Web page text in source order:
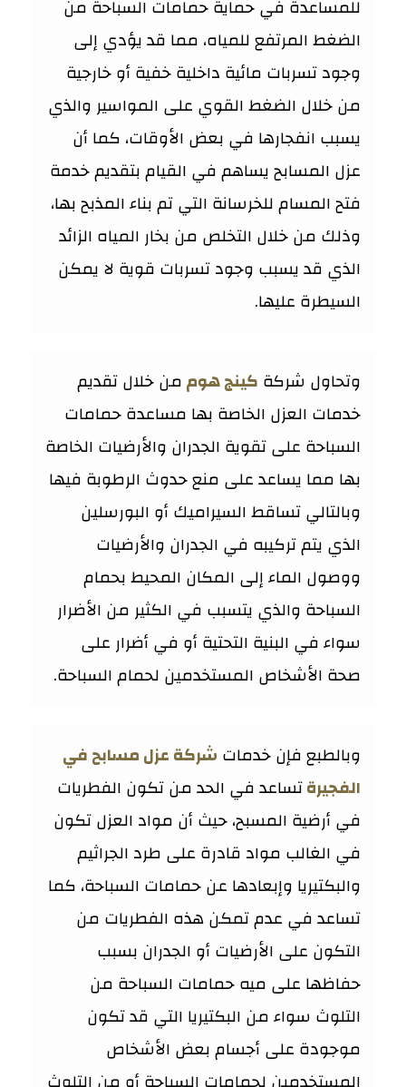
للمساعدة في حماية حمامات السباحة من
الضغط المرتفع للمياه، مما قد يؤدي إلى
وجود تسربات مائية داخلية خفية أو خارجية
من خلال الضغط القوي على المواسير والذي
يسبب انفجارها في بعض الأوقات، كما أن
عزل المسابح يساهم في القيام بتقديم خدمة
فتح المسام للخرسانة التي تم بناء المذبح بها،
وذلك من خلال التخلص من بخار المياه الزائد
الذي قد يسبب وجود تسربات قوية لا يمكن
السيطرة عليها.
وتحاول شركة كينج هوممن خلال تقديم
خدمات العزل الخاصة بها مساعدة حمامات
السباحة على تقوية الجدران والأرضيات الخاصة
بها مما يساعد على منع حدوث الرطوبة فيها
وبالتالي تساقط السيراميك أو البورسلين
الذي يتم تركيبه في الجدران والأرضيات
ووصول الماء إلى المكان المحيط بحمام
السباحة والذي يتسبب في الكثير من الأضرار
سواء في البنية التحتية أو في أضرار على
صحة الأشخاص المستخدمين لحمام السباحة.
وبالطبع فإن خدمات شركة عزل مسابح في
الفجيرةتساعد في الحد من تكون الفطريات
في أرضية المسبح، حيث أن مواد العزل تكون
في الغالب مواد قادرة على طرد الجراثيم
والبكتيريا وإبعادها عن حمامات السباحة، كما
تساعد في عدم تمكن هذه الفطريات من
التكون على الأرضيات أو الجدران بسبب
حفاظها على ميه حمامات السباحة من
التلوث سواء من البكتيريا التي قد تكون
موجودة على أجسام بعض الأشخاص